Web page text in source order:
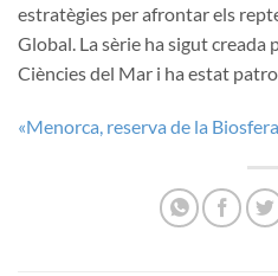
estratègies per afrontar els
Global. La sèrie ha sigut creada
Ciències del Mar i ha estat
«Menorca, reserva de la